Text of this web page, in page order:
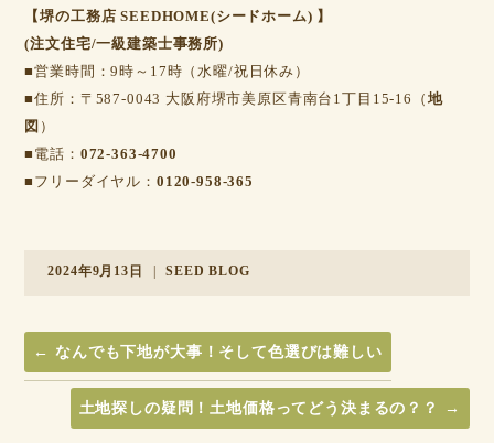
【堺の工務店 SEEDHOME(シードホーム) 】
(注文住宅/一級建築士事務所)
■営業時間：9時～17時（水曜/祝日休み）
■住所：〒587-0043 大阪府堺市美原区青南台1丁目15-16（ 地
図 ）
■電話： 072-363-4700
■フリーダイヤル： 0120-958-365
2024年9月13日 | SEED BLOG
← なんでも下地が大事！そして色選びは難しい
土地探しの疑問！土地価格ってどう決まるの？？ →